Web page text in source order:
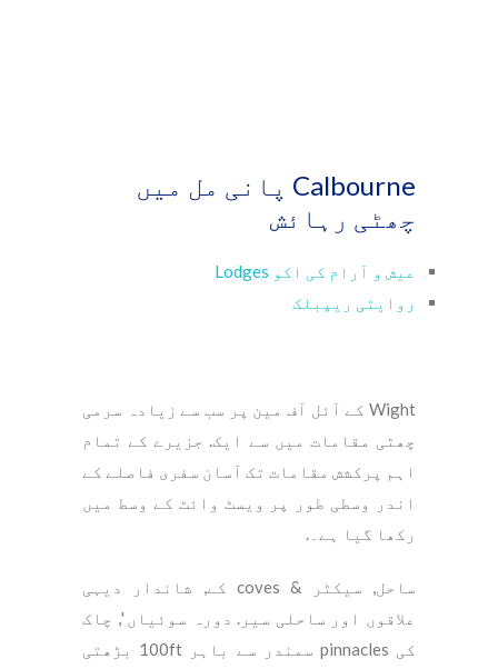
Calbourne پانی مل میں
چھٹی رہائش
عیش و آرام کی اکو Lodges
روایتی ریپبلک
Wight کے آئل آف مین پر سب سے زیادہ سرمی
چھٹی مقامات میں سے ایک. جزیرے کے تمام
اہم پرکشش مقامات تک آسان سفری فاصلے کے
اندر وسطی طور پر ویسٹ وائٹ کے وسط میں
رکھا گیا ہے۔.
ساحل, سیکٹر & coves کے, شاندار دیہی
علاقوں اور ساحلی سیر. دورہ سوئیاں ', چاک
کی pinnacles سمندر سے باہر 100ft بڑھتی